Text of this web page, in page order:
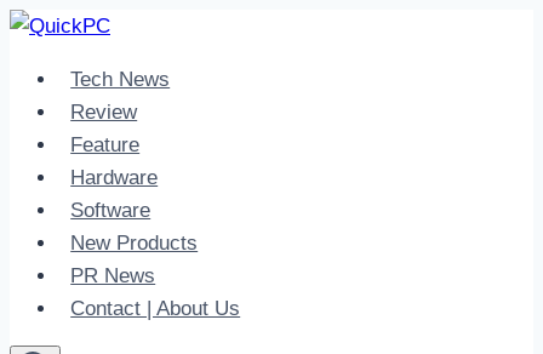
Skip
contentTech News
Review
Feature
Hardware
Software
New Products
PR News
Contact | About Us